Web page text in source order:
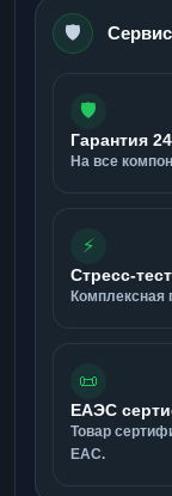
🛡️
🛡️
Гарантия
На все
⚡
Стресс-
Комплексная
📜
ЕАЭС
Товар
ЕАС.